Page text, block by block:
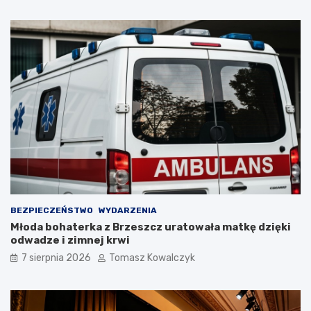
W
y
l
t
y
c
h
w
O
ś
w
c
i
m
i
a
P
j
p
z
d
n
a
m
.
Z
o
c
z
c
o
d
z
BEZPIECZEŃSTWO WYDARZENIA
Młoda bohaterka z Brzeszcz uratowała matkę dzięki
odwadze i zimnej krwi
7 sierpnia 2026 Tomasz Kowalczyk